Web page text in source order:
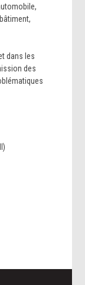
dans les
des